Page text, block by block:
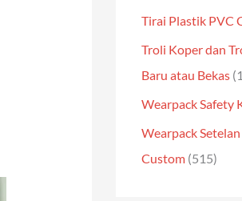
Tirai Plastik PVC
Troli Koper dan
Baru atau Bekas
Wearpack Safety
Wearpack
Custom (515)